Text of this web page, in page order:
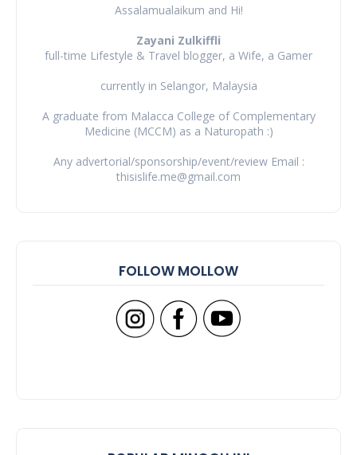
Assalamualaikum and Hi!
Zayani Zulkiffli
full-time Lifestyle & Travel blogger, a Wife, a Gamer
currently in Selangor, Malaysia
A graduate from Malacca College of Complementary
Medicine (MCCM) as a Naturopath :)
Any advertorial/sponsorship/event/review Email :
thisislife.me@gmail.com
FOLLOW MOLLOW